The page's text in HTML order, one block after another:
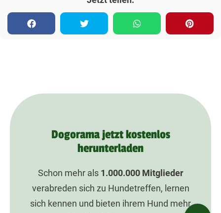
Dogorama jetzt kostenlos
herunterladen
Schon mehr als 1.000.000Mitglieder
verabreden sich zu Hundetreffen, lernen
sich kennen und bieten ihrem Hund mehr